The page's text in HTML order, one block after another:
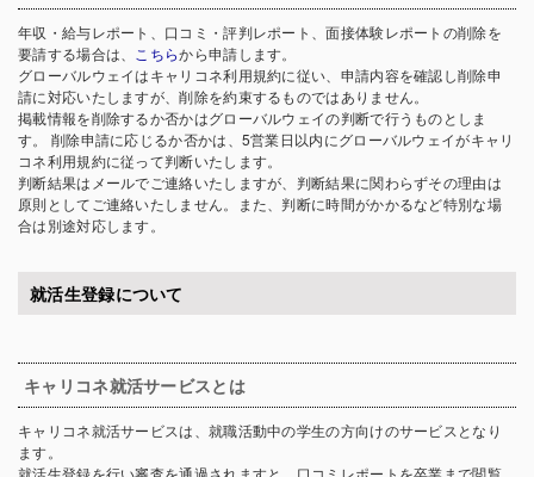
年収・給与レポート、口コミ・評判レポート、面接体験レポートの削除を
要請する場合は、
こちらから申請します。
グローバルウェイはキャリコネ利用規約に従い、申請内容を確認し削除申
請に対応いたしますが、削除を約束するものではありません。
掲載情報を削除するか否かはグローバルウェイの判断で行うものとしま
す。 削除申請に応じるか否かは、5営業日以内にグローバルウェイがキャリ
コネ利用規約に従って判断いたします。
判断結果はメールでご連絡いたしますが、判断結果に関わらずその理由は
原則としてご連絡いたしません。また、判断に時間がかかるなど特別な場
合は別途対応します。
就活生登録について
キャリコネ就活サービスとは
キャリコネ就活サービスは、就職活動中の学生の方向けのサービスとなり
ます。
就活生登録を行い審査を通過されますと、口コミレポートを卒業まで閲覧